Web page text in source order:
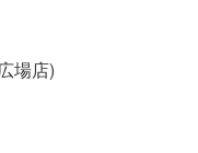
場店)